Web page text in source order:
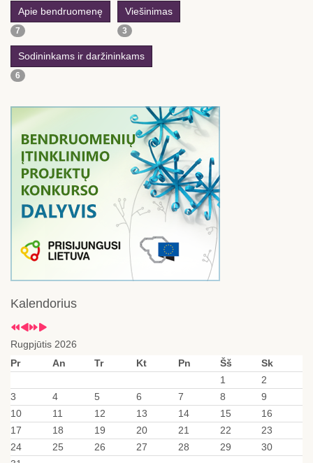
Apie bendruomenę
7
Viešinimas
3
Sodininkams ir daržininkams
6
Kalendorius
Rugpjūtis 2026
Pr
An Tr Kt Pn Šš
Sk
1
2
3
4 5 6 7 8
9
10
11 12 13 14 15
16
17
18 19 20 21 22
23
24
25 26 27 28 29
30